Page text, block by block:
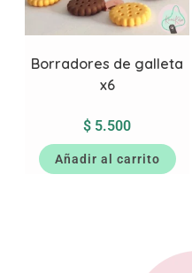
Borradores de galleta
x6
$ 5.500
Añadir al carrito